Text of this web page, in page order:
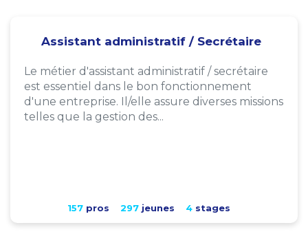
Assistant administratif / Secrétaire
Le métier d'assistant administratif / secrétaire
est essentiel dans le bon fonctionnement
d'une entreprise. Il/elle assure diverses missions
telles que la gestion des...
157pros 297jeunes 4stages